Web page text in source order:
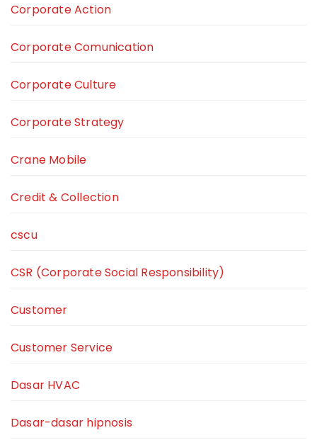
Corporate Action
Corporate Comunication
Corporate Culture
Corporate Strategy
Crane Mobile
Credit & Collection
cscu
CSR (Corporate Social Responsibility)
Customer
Customer Service
Dasar HVAC
Dasar-dasar hipnosis